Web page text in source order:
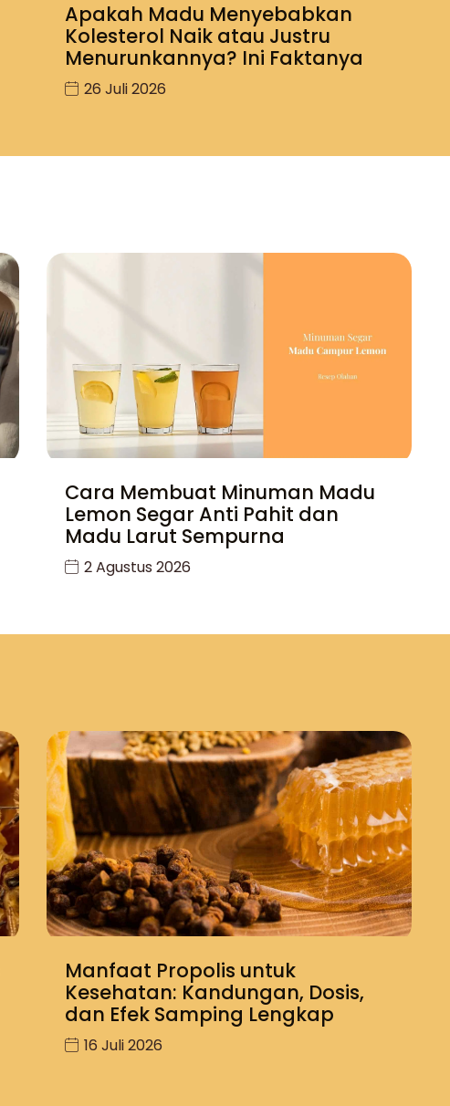
Apakah Madu Menyebabkan
Kolesterol Naik atau Justru
Menurunkannya? Ini Faktanya
26 Juli 2026
Cara Membuat Minuman Madu
Lemon Segar Anti Pahit dan
Madu Larut Sempurna
2 Agustus 2026
Manfaat Propolis untuk
Kesehatan: Kandungan, Dosis,
dan Efek Samping Lengkap
16 Juli 2026